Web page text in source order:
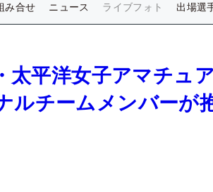
み合せ ニュース ライブフォト 出場選
太平洋女子アマチュ
ルチームメンバーが